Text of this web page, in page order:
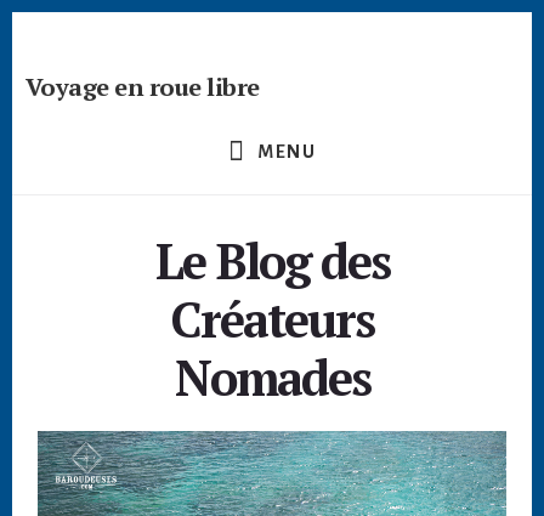
content
footer
Voyage en roue libre
MENU
Le Blog des
Créateurs
Nomades